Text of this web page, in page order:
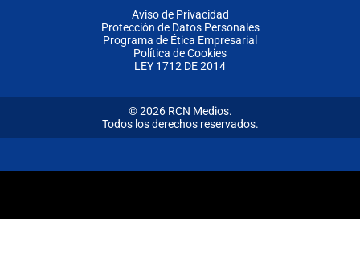
Aviso de Privacidad
Protección de Datos Personales
Programa de Ética Empresarial
Política de Cookies
LEY 1712 DE 2014
© 2026 RCN Medios.
Todos los derechos reservados.